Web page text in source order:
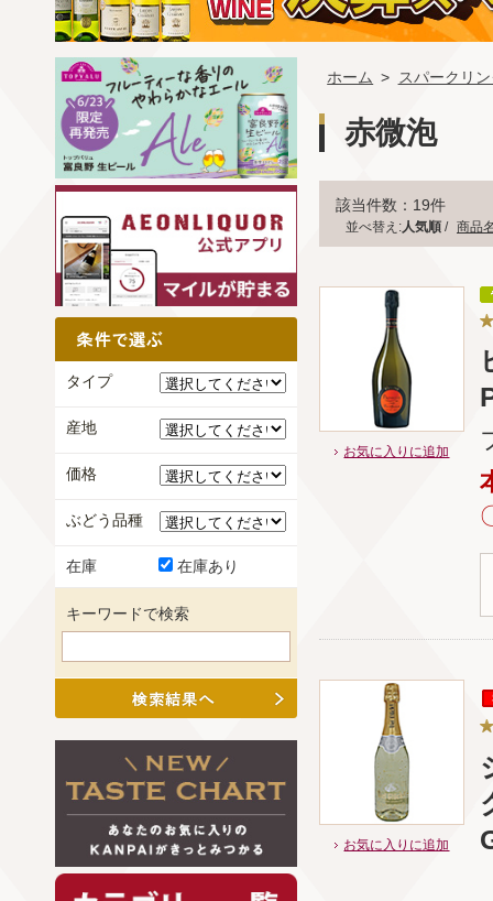
ホーム > スパークリ
赤微泡
該当件数：19件
並べ替え:人気順 / 商品
お気に入りに追加
お気に入りに追加
タイプ
産地
価格
ぶどう品種
在庫 在庫あり
キーワードで検索